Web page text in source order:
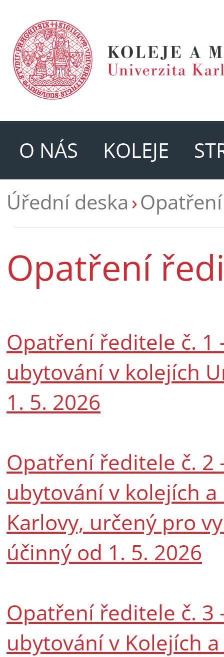
O NÁS KOLEJE
Úřední deska
Opatření
Opatření ředitele č. 1
ubytování v kolejích
1. 5. 2026
Opatření ředitele č. 2
ubytování v kolejích
Karlovy, určený pro
účinný od 1. 5. 2026
Opatření ředitele č. 3
ubytování v Kolejích